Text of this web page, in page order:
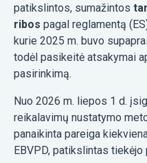
patikslintos, sumažintos
ribos pagal reglamentą
kurie 2025 m. buvo
todėl pasikeitė atsakymai
pasirinkimą.
Nuo 2026 m. liepos 1 d.
reikalavimų nustatymo
panaikinta pareiga
EBVPD, patikslintas